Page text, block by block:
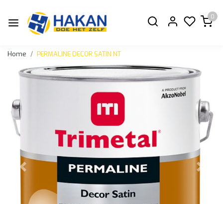
0
Home PERMALINE DECOR SATIN NT
Vorige